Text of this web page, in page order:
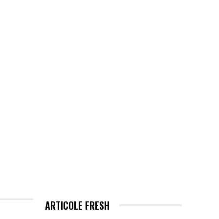
ARTICOLE FRESH